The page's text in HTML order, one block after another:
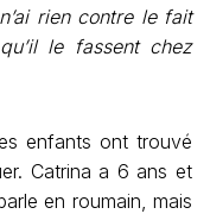
rien contre le fait
le fassent chez
enfants ont trouvé
Catrina a 6 ans et
en roumain, mais